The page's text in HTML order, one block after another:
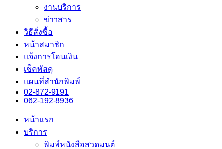
งานบริการ
ข่าวสาร
วิธีสั่งซื้อ
หน้าสมาชิก
แจ้งการโอนเงิน
เช็คพัสดุ
แผนที่สำนักพิมพ์
02-872-9191
062-192-8936
หน้าแรก
บริการ
พิมพ์หนังสือสวดมนต์